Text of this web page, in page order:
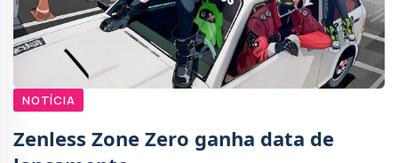
NOTÍCIA
Zenless Zone Zero ganha data de